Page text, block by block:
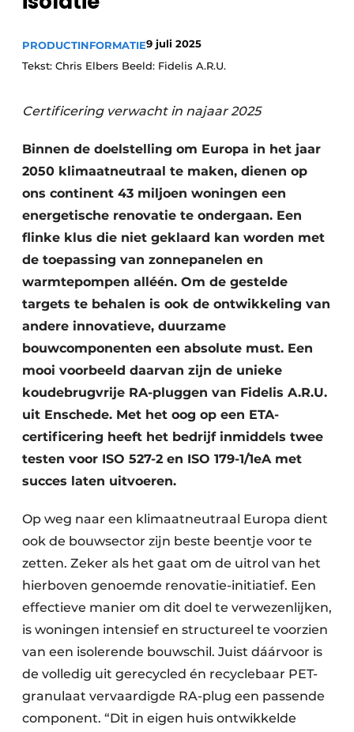
Podcasts
Vacature aanmelden
Video’s
PRODUCTINFORMATIE9 juli 2025
Tekst: Chris Elbers Beeld: Fidelis A.R.U.
Certificering verwacht in najaar 2025
Binnen de doelstelling om Europa in het jaar
2050 klimaatneutraal te maken, dienen op
ons continent 43 miljoen woningen een
energetische renovatie te ondergaan. Een
flinke klus die niet geklaard kan worden met
de toepassing van zonnepanelen en
warmtepompen alléén. Om de gestelde
targets te behalen is ook de ontwikkeling van
andere innovatieve, duurzame
bouwcomponenten een absolute must. Een
mooi voorbeeld daarvan zijn de unieke
koudebrugvrije RA-pluggen van Fidelis A.R.U.
uit Enschede. Met het oog op een ETA-
certificering heeft het bedrijf inmiddels twee
testen voor ISO 527-2 en ISO 179-1/1eA met
succes laten uitvoeren.
Op weg naar een klimaatneutraal Europa dient
ook de bouwsector zijn beste beentje voor te
zetten. Zeker als het gaat om de uitrol van het
hierboven genoemde renovatie-initiatief. Een
effectieve manier om dit doel te verwezenlijken,
is woningen intensief en structureel te voorzien
van een isolerende bouwschil. Juist dáárvoor is
de volledig uit gerecycled én recyclebaar PET-
granulaat vervaardigde RA-plug een passende
component. “Dit in eigen huis ontwikkelde